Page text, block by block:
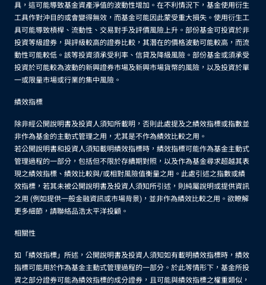
具，這可能導致基金資產淨值的波動性增加。在不利情況下，基金使用衍生
工具作對沖目的或會變得無效，而基金可能因此蒙受重大損失。使用衍生工
具可能導致槓桿、流動性、交易對手及評價風險上升。部份基金可投資於非
投資等級證券，與評級較高的證券比較，其潛在的價格波動可能較高，而流
動性可能較低。該等投資須承受利率、信貸及降級風險。部份基金或須承受
投資於可能較為波動的新興證券市場及新興市場貨幣的風險，以及投資於單
一或限量市場或行業的集中風險。
績效指標
除非經公開說明書及投資人須知所載明，否則此處提及之績效指標或指數並
非作為基金的主動式管理之用，尤其是不作為績效比較之用。
若公開說明書和投資人須知載明績效指標時，績效指標可能作為基金主動式
管理過程的一部分，包括但不限於存續期對照，以及作為基金尋求超越其表
現之績效指標、績效比較與/或相對風險值衡量之用。此處引述之指數或績
效指標，若其未被公開說明書及投資人須知所引述，則純屬說明或提供資訊
之用 (例如提供一般金融資訊或市場背景)，並非作為績效比較之用。欲瞭解
更多細節，請聯絡品浩太平洋投顧。
相關性
如「績效指標」所述，公開說明書及投資人須知如有載明績效指標時，績效
指標可能用於作為基金主動式管理過程的一部分。於此等情形下，基金所投
資之部分證券可能為績效指標的成分證券，且可能與績效指標之權重類似，